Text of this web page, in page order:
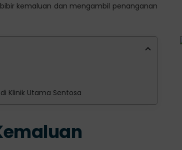
kemaluan dan mengambil penanganan
Klinik Utama Sentosa